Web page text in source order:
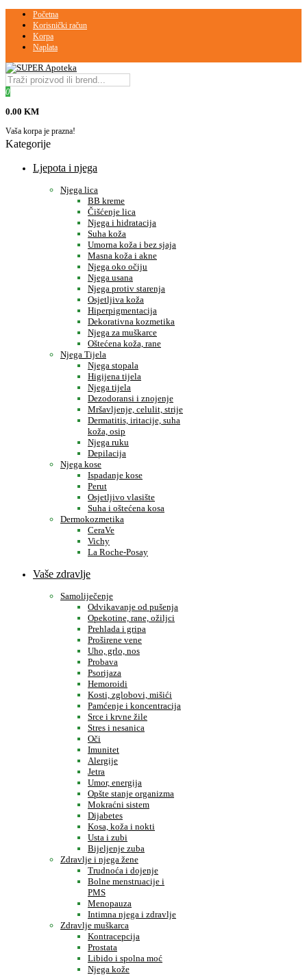
Početna
Korisnički račun
Korpa
Naplata
0
0.00 KM
Vaša korpa je prazna!
Kategorije
Ljepota i njega
Njega lica
BB kreme
Čišćenje lica
Njega i hidratacija
Suha koža
Umorna koža i bez sjaja
Masna koža i akne
Njega oko očiju
Njega usana
Njega protiv starenja
Osjetljiva koža
Hiperpigmentacija
Dekorativna kozmetika
Njega za muškarce
Oštećena koža, rane
Njega Tijela
Njega stopala
Higijena tijela
Njega tijela
Dezodoransi i znojenje
Mršavljenje, celulit, strije
Dermatitis, iritacije, suha
koža, osip
Njega ruku
Depilacija
Njega kose
Ispadanje kose
Perut
Osjetljivo vlasište
Suha i oštećena kosa
Dermokozmetika
CeraVe
Vichy
La Roche-Posay
Vaše zdravlje
Samoliječenje
Odvikavanje od pušenja
Opekotine, rane, ožiljci
Prehlada i gripa
Proširene vene
Uho, grlo, nos
Probava
Psorijaza
Hemoroidi
Kosti, zglobovi, mišići
Pamćenje i koncentracija
Srce i krvne žile
Stres i nesanica
Oči
Imunitet
Alergije
Jetra
Umor, energija
Opšte stanje organizma
Mokraćni sistem
Dijabetes
Kosa, koža i nokti
Usta i zubi
Bijeljenje zuba
Zdravlje i njega žene
Trudnoća i dojenje
Bolne menstruacije i
PMS
Menopauza
Intimna njega i zdravlje
Zdravlje muškarca
Kontracepcija
Prostata
Libido i spolna moć
Njega kože